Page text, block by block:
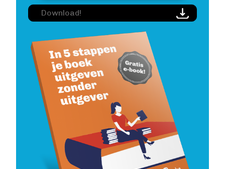
Image
Download!